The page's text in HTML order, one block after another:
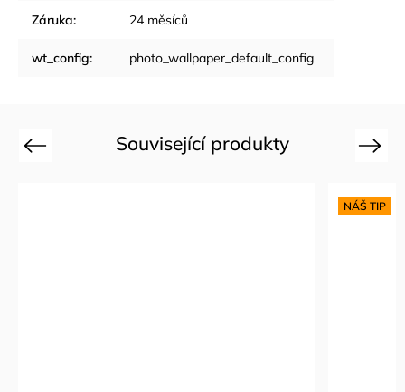
Záruka: 24 měsíců
wt_config: photo_wallpaper_default_config
Související produkty
Previous Next